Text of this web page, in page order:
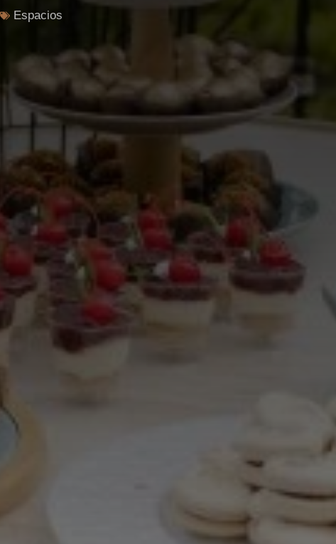
Espacios